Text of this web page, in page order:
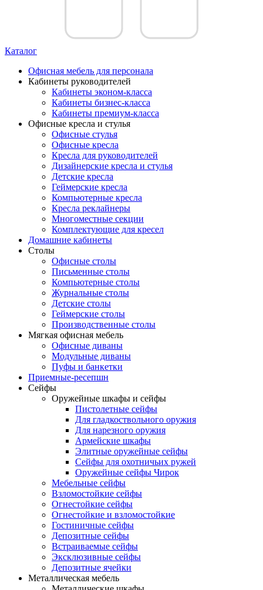
Каталог
Офисная мебель для персонала
Кабинеты руководителей
Кабинеты эконом-класса
Кабинеты бизнес-класса
Кабинеты премиум-класса
Офисные кресла и стулья
Офисные стулья
Офисные кресла
Кресла для руководителей
Дизайнерские кресла и стулья
Детские кресла
Геймерские кресла
Компьютерные кресла
Кресла реклайнеры
Многоместные секции
Комплектующие для кресел
Домашние кабинеты
Столы
Офисные столы
Письменные столы
Компьютерные столы
Журнальные столы
Детские столы
Геймерские столы
Производственные столы
Мягкая офисная мебель
Офисные диваны
Модульные диваны
Пуфы и банкетки
Приемные-ресепшн
Сейфы
Оружейные шкафы и сейфы
Пистолетные сейфы
Для гладкоствольного оружия
Для нарезного оружия
Армейские шкафы
Элитные оружейные сейфы
Сейфы для охотничьих ружей
Оружейные сейфы Чирок
Мебельные сейфы
Взломостойкие сейфы
Огнестойкие сейфы
Огнестойкие и взломостойкие
Гостиничные сейфы
Депозитные сейфы
Встраиваемые сейфы
Эксклюзивные сейфы
Депозитные ячейки
Металлическая мебель